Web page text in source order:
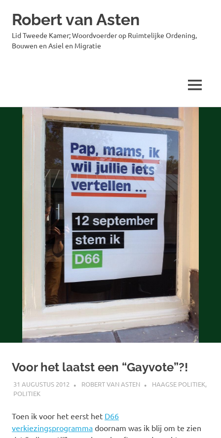
Robert van Asten
Lid Tweede Kamer; Woordvoerder op Ruimtelijke Ordening,
Bouwen en Asiel en Migratie
MENU
Voor het laatst een “Gayvote”?!
31 AUGUSTUS 2012 ROBERT VAN ASTEN HAAGSE POLITIEK,
POLITIEK
Toen ik voor het eerst het D66
verkiezingsprogramma doornam was ik blij om te zien